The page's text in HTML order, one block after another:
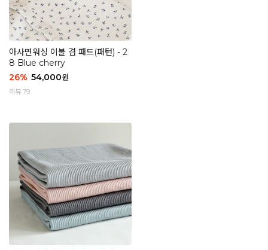
아사면워싱 이불 겸 패드(패턴) - 2
8 Blue cherry
26% 54,000원
리뷰 79